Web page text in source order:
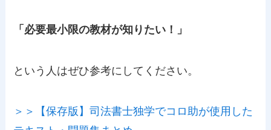
「必要最小限の教材が知りたい！」
という人はぜひ参考にしてください。
＞＞【保存版】司法書士独学でコロ助が使用した